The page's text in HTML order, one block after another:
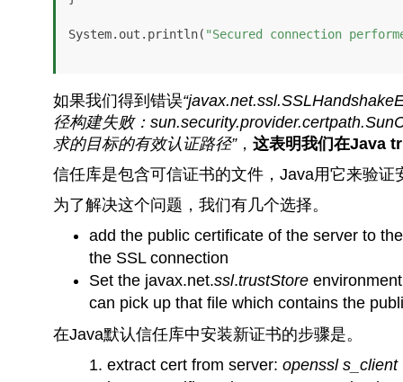
System.out.println( "Secured connection
如果我们得到错误
径构建失败：
求的目标的有效认证路径”， 这表明我们在Java
信任库是包含可信证书的文件，Java用它来验证
为了解决这个问题，我们有几个选择。
add the public certificate of the server to
the SSL connection
Set the javax.net.ssl.trustStore
can pick up that file which contains the
在Java默认信任库中安装新证书的步骤是。
extract cert from server: openssl